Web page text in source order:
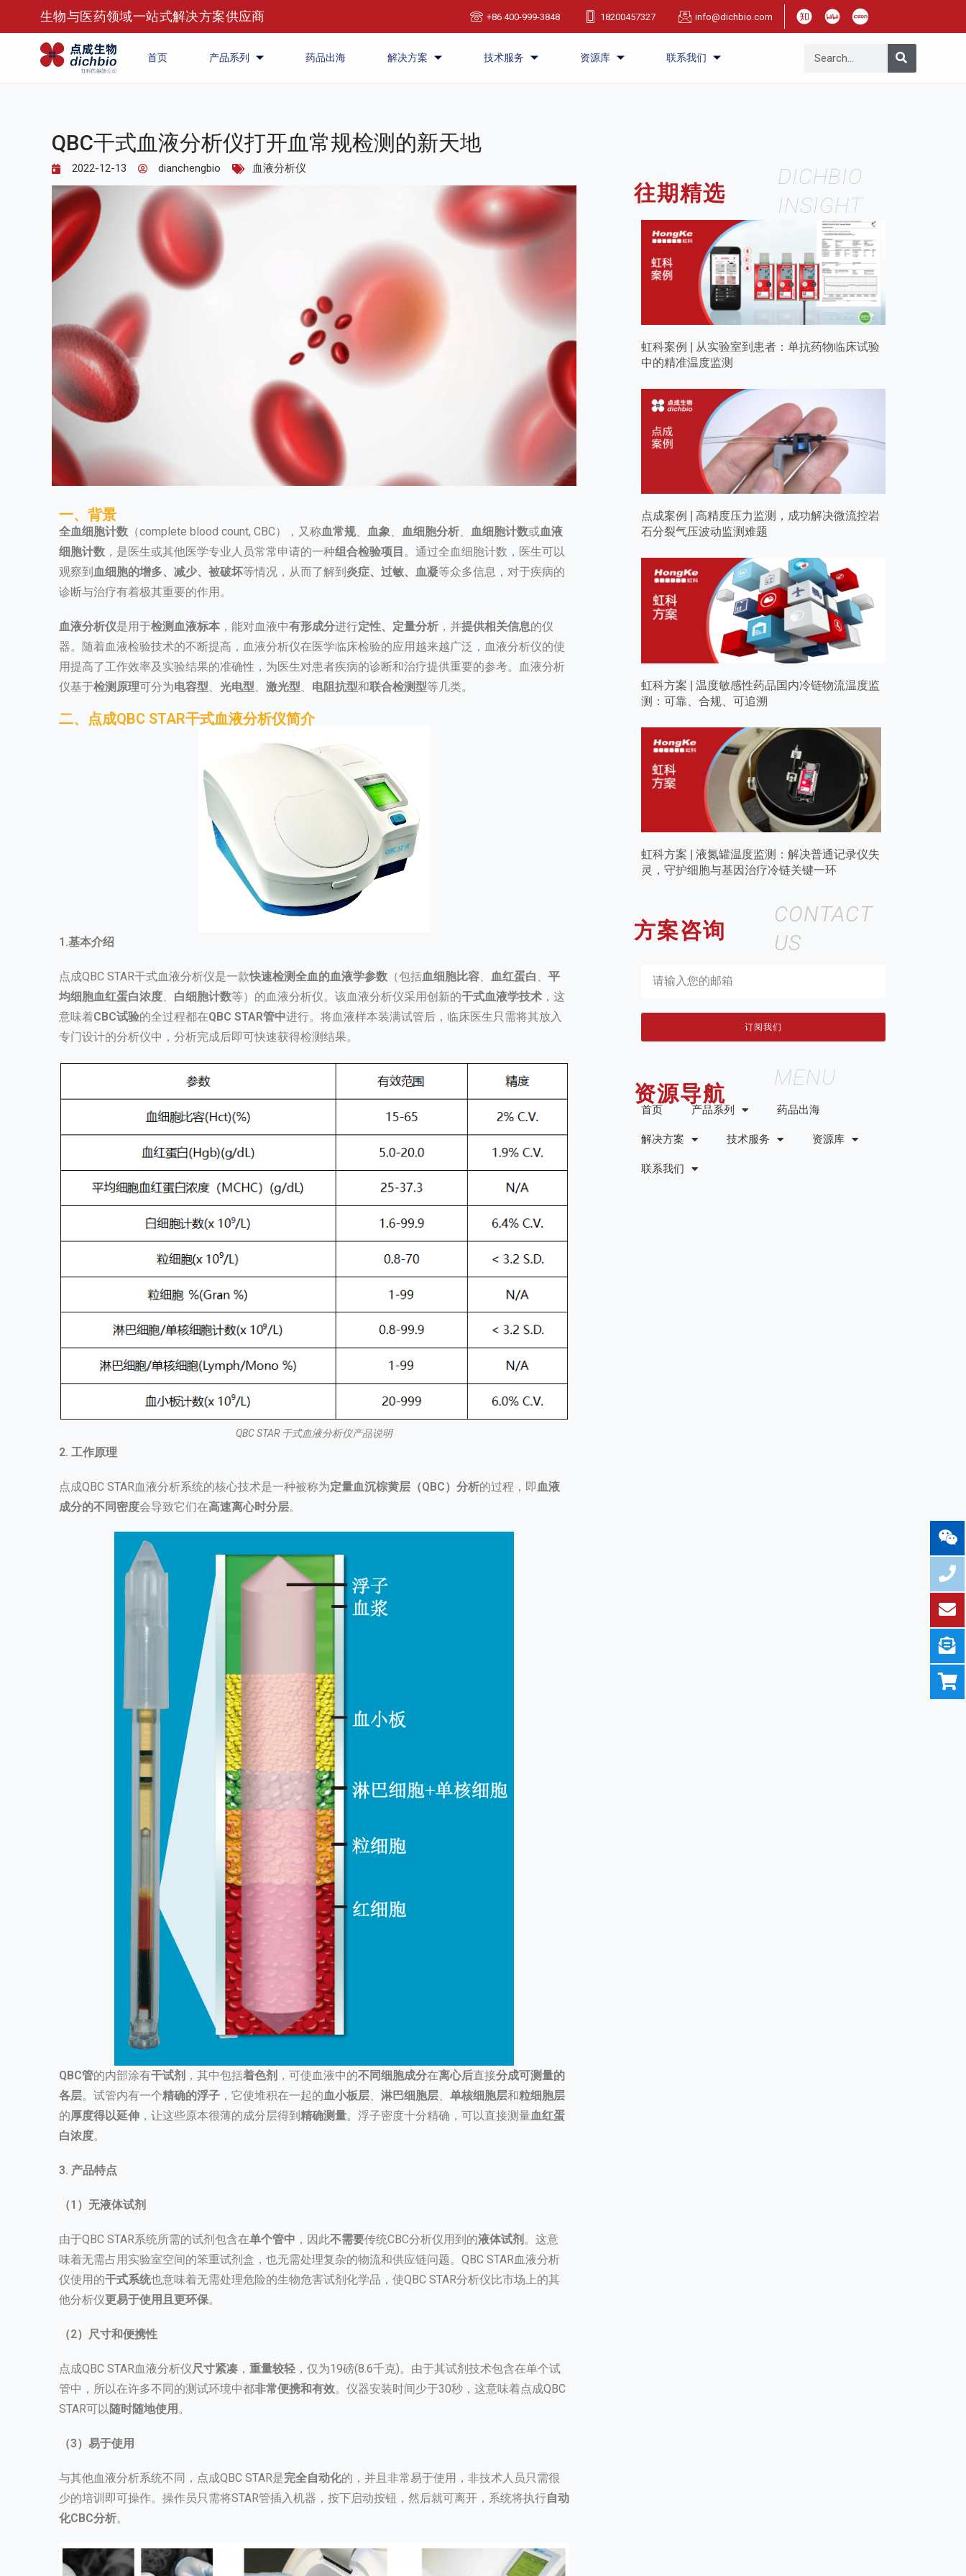
生物与医药领域一站式解决方案供应商 +86 400-999-3848 18200457327 info@dichbio.com
首页 产品系列 药品出海 解决方案 技术服务 资源库 联系我们
QBC干式血液分析仪打开血常规检测的新天地
2022-12-13 dianchengbio 血液分析仪
一、背景
全血细胞计数 （complete blood count, CBC），又称血常规、 血象、 血细胞分析、 血细胞计数或血液
细胞计数 ，是医生或其他医学专业人员常常申请的一种组合检验项目 。通过全血细胞计数，医生可以
观察到 血细胞的增多、减少、被破坏等情况，从而了解到 炎症、过敏、血凝等众多信息，对于疾病的
诊断与治疗有着极其重要的作用。
血液分析仪是用于检测血液标本 ，能对血液中有形成分进行定性、定量分析 ，并提供相关信息的仪
器。随着血液检验技术的不断提高，血液分析仪在医学临床检验的应用越来越广泛，血液分析仪的使
用提高了工作效率及实验结果的准确性，为医生对患者疾病的诊断和治疗提供重要的参考。血液分析
仪基于检测原理可分为电容型、 光电型、 激光型、 电阻抗型和联合检测型等几类。
二、点成QBC STAR干式血液分析仪简介
1.基本介绍
点成QBC STAR干式血液分析仪是一款快速检测全血的血液学参数 （包括血细胞比容、 血红蛋白 、 平
均细胞血红蛋白浓度、 白细胞计数等）的血液分析仪。该血液分析仪采用创新的干式血液学技术 ，这
意味着CBC试验的全过程都在QBC STAR管中进行。将血液样本装满试管后，临床医生只需将其放入
专门设计的分析仪中，分析完成后即可快速获得检测结果。
QBC STAR 干式血液分析仪产品说明
2. 工作原理
点成QBC STAR血液分析系统的核心技术是一种被称为定量血沉棕黄层（QBC）分析的过程，即血液
成分的不同密度会导致它们在高速离心时分层。
QBC管的内部涂有干试剂 ，其中包括着色剂 ，可使血液中的不同细胞成分在离心后直接分成可测量的
各层。试管内有一个精确的浮子 ，它使堆积在一起的血小板层、 淋巴细胞层、 单核细胞层和粒细胞层
的厚度得以延伸 ，让这些原本很薄的成分层得到精确测量。浮子密度十分精确，可以直接测量血红蛋
白浓度。
3. 产品特点
（1）无液体试剂
由于QBC STAR系统所需的试剂包含在单个管中 ，因此不需要传统CBC分析仪用到的液体试剂 。这意
味着无需占用实验室空间的笨重试剂盒，也无需处理复杂的物流和供应链问题。QBC STAR血液分析
仪使用的干式系统也意味着无需处理危险的生物危害试剂化学品，使QBC STAR分析仪比市场上的其
他分析仪更易于使用且更环保。
（2）尺寸和便携性
点成QBC STAR血液分析仪尺寸紧凑 ， 重量较轻 ，仅为19磅(8.6千克)。由于其试剂技术包含在单个试
管中，所以在许多不同的测试环境中都非常便携和有效。仪器安装时间少于30秒，这意味着点成QBC
STAR可以随时随地使用 。
（3）易于使用
与其他血液分析系统不同，点成QBC STAR是完全自动化的，并且非常易于使用，非技术人员只需很
少的培训即可操作。操作员只需将STAR管插入机器，按下启动按钮，然后就可离开，系统将执行自动
化CBC分析。
往期精选
DICHBIO
INSIGHT
虹科案例 | 从实验室到患者：单抗药物临床试验
中的精准温度监测
点成案例 | 高精度压力监测，成功解决微流控岩
石分裂气压波动监测难题
虹科方案 | 温度敏感性药品国内冷链物流温度监
测：可靠、合规、可追溯
虹科方案 | 液氮罐温度监测：解决普通记录仪失
灵，守护细胞与基因治疗冷链关键一环
方案咨询
CONTACT
US
订阅我们
资源导航
MENU
首页 产品系列 药品出海
解决方案 技术服务 资源库
联系我们